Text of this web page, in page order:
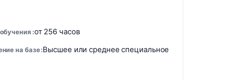
от 256 часов
на базе Высшее или среднее специальное